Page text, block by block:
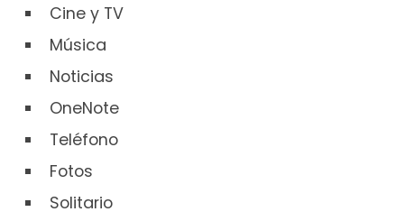
Cine y TV
Música
Noticias
OneNote
Teléfono
Fotos
Solitario